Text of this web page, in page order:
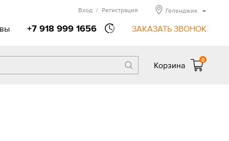
+7 918 999 1656 ЗАКАЗАТЬ ЗВОНОК
Вход / Регистрация Геленджик
Корзина
0